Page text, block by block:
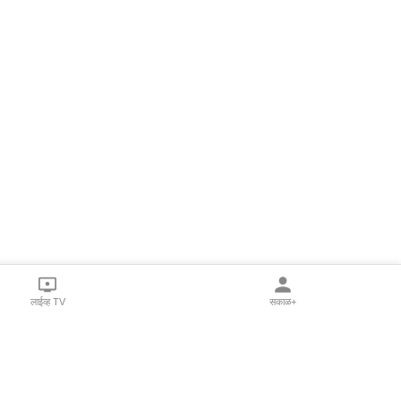
लाईव्ह TV सकाळ+